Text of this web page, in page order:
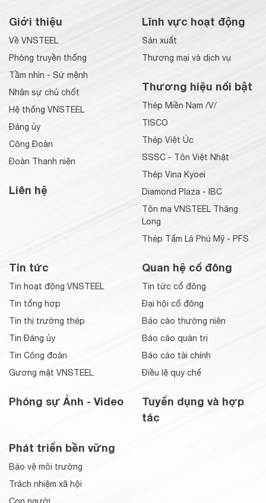
Giới thiệu
Về VNSTEEL
Phòng truyền thống
Tầm nhìn - Sứ mệnh
Nhân sự chủ chốt
Hệ thống VNSTEEL
Đảng ủy
Công Đoàn
Đoàn Thanh niên
Liên hệ
Lĩnh vực hoạt động
Sản xuất
Thương mại và dịch vụ
Thương hiệu nổi bật
Thép Miền Nam /V/
TISCO
Thép Việt Úc
SSSC - Tôn Việt Nhật
Thép Vina Kyoei
Diamond Plaza - IBC
Tôn mạ VNSTEEL Thăng
Long
Thép Tấm Lá Phú Mỹ - PFS
Tin tức
Tin hoạt động VNSTEEL
Tin tổng hợp
Tin thị trường thép
Tin Đảng ủy
Tin Công đoàn
Gương mặt VNSTEEL
Phóng sự Ảnh - Video
Quan hệ cổ đông
Tin tức cổ đông
Đại hội cổ đông
Báo cáo thường niên
Báo cáo quản trị
Báo cáo tài chính
Điều lệ quy chế
Tuyển dụng và hợp
tác
Phát triển bền vững
Bảo vệ môi trường
Trách nhiệm xã hội